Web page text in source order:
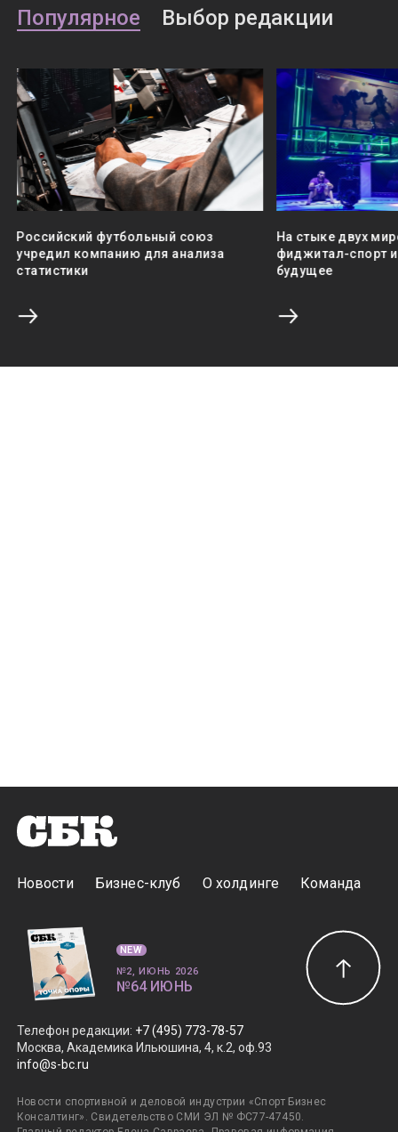
Популярное Выбор редакции
Российский футбольный союз
учредил компанию для анализа
статистики
На стыке двух
фиджитал-спорт
будущее
Новости Бизнес-клуб О холдинге Команда
Телефон редакции: +7 (495) 773-78-57
Москва, Академика Ильюшина, 4, к.2, оф.93
info@s-bc.ru
Новости спортивной и деловой индустрии «Спорт Бизнес
Консалтинг». Свидетельство СМИ ЭЛ № ФС77-47450.
NEW
№2, ИЮНЬ 2026
№64 ИЮНЬ